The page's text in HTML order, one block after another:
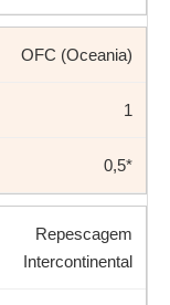
OFC (Oceania)
1
0,5*
Repescagem
Intercontinental